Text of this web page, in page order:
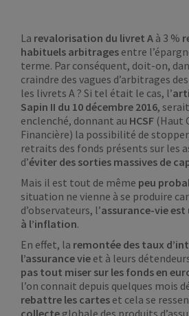
La revalorisation du livret A à 3 %
habituels arbitrages entre
terme. Par conséquent, doit-on,
craindre des vagues d’arbitrages
les livrets A ? Si tel était le cas, l’
Sapin II du 10 décembre 2016,
enclenché, donnant au HCSF (Haut
Financière) la possibilité de
retraits des fonds présents sur les
d’éviter des sorties massives de
Mais il est tout de même peu
situation ne vienne à se produire
d’observateurs, l’assurance-vie
à l’inflation.
En effet, la remontée des taux
l’assurance vie et à leurs
pas tout miser sur les fonds en
l’on connait depuis quelques mois
rebattre les cartes et cela se
collecte globale des produits